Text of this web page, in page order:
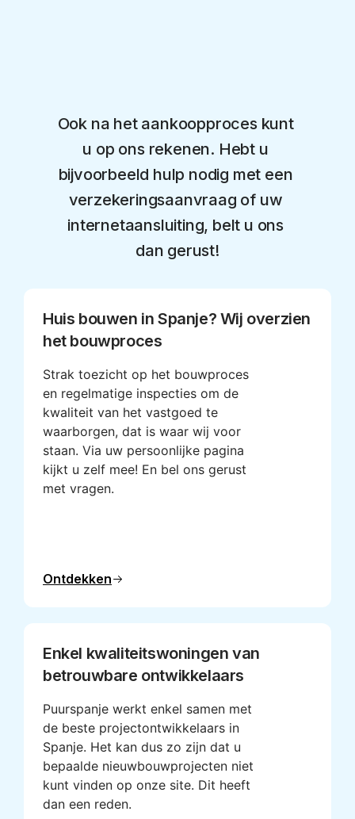
Ook na het aankoopproces kunt
u op ons rekenen. Hebt u
bijvoorbeeld hulp nodig met een
verzekeringsaanvraag of uw
internetaansluiting, belt u ons
dan gerust!
Huis bouwen in Spanje? Wij overzien
het bouwproces
Strak toezicht op het bouwproces
en regelmatige inspecties om de
kwaliteit van het vastgoed te
waarborgen, dat is waar wij voor
staan. Via uw persoonlijke pagina
kijkt u zelf mee! En bel ons gerust
met vragen.
Ontdekken
Enkel kwaliteitswoningen van
betrouwbare ontwikkelaars
Puurspanje werkt enkel samen met
de beste projectontwikkelaars in
Spanje. Het kan dus zo zijn dat u
bepaalde nieuwbouwprojecten niet
kunt vinden op onze site. Dit heeft
dan een reden.